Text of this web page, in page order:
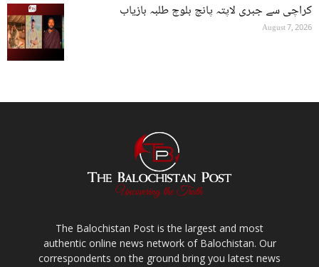
کراچی سے جبری لاپتہ پانچ بلوچ طلبہ بازیاب
August 7, 2026
The Balochistan Post is the largest and most
authentic online news network of Balochistan. Our
correspondents on the ground bring you latest news